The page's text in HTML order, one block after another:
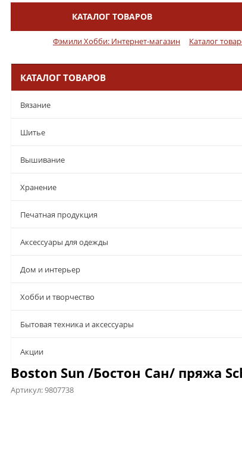
КАТАЛОГ ТОВАРОВ
Фэмили Хобби: Интернет-магазин Каталог
КАТАЛОГ ТОВАРОВ
Вязание
Шитье
Вышивание
Хранение
Печатная продукция
Аксессуары для одежды
Дом и интерьер
Хобби и творчество
Бытовая техника и аксессуары
Aкции
Boston Sun /Бостон Сан/ пряжа
Артикул:9807738